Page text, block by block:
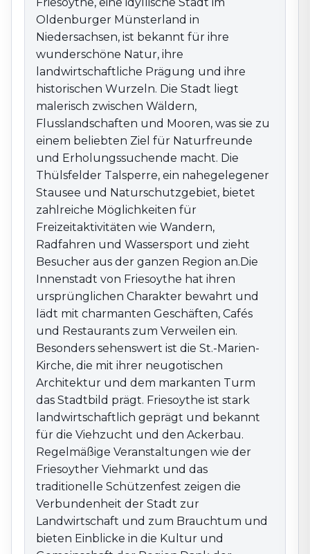
Naturschutzgebiet, bietet zahlreiche Möglichkeiten
für Freizeitaktivitäten wie Wandern, Radfahren und
Wassersport und zieht Besucher aus der ganzen
Region an.Die Innenstadt von Friesoythe hat ihren
ursprünglichen Charakter bewahrt und lädt mit
charmanten Geschäften, Cafés und Restaurants zum
Verweilen ein. Besonders sehenswert ist die St.-
Marien-Kirche, die mit ihrer neugotischen Architektur
und dem markanten Turm das Stadtbild prägt.
Friesoythe ist stark landwirtschaftlich geprägt und
bekannt für die Viehzucht und den Ackerbau.
Regelmäßige Veranstaltungen wie der Friesoyther
Viehmarkt und das traditionelle Schützenfest zeigen
die Verbundenheit der Stadt zur Landwirtschaft und
zum Brauchtum und bieten Einblicke in die Kultur und
Gemeinschaft der Region.Dank der ländlichen
Umgebung gibt es viele gut ausgeschilderte Rad- und
Wanderwege, die durch das Oldenburger Münsterland
führen. Besonders beliebt ist die „Boxenstopp-Route“,
eine Fahrradtour durch die Region, die an
Bauernhöfen, alten Mühlen und malerischen Dörfern
vorbeiführt.Mit ihrer Kombination aus ruhiger Natur,
lebendigem Stadtleben und tief verwurzelten
Traditionen ist Friesoythe ein reizvolles Ziel für alle, die
die Landschaft und Kultur des norddeutschen
Münsterlands erleben möchten.
Oldenburger Münsterland in
Niedersachsen, ist bekannt für ihre
wunderschöne Natur, ihre
landwirtschaftliche Prägung und ihre
historischen Wurzeln. Die Stadt liegt
malerisch zwischen Wäldern,
Flusslandschaften und Mooren, was sie zu
einem beliebten Ziel für Naturfreunde
und Erholungssuchende macht. Die
Thülsfelder Talsperre, ein nahegelegener
Stausee und Naturschutzgebiet, bietet
zahlreiche Möglichkeiten für
Freizeitaktivitäten wie Wandern,
Radfahren und Wassersport und zieht
Besucher aus der ganzen Region an.Die
Innenstadt von Friesoythe hat ihren
ursprünglichen Charakter bewahrt und
lädt mit charmanten Geschäften, Cafés
und Restaurants zum Verweilen ein.
Besonders sehenswert ist die St.-Marien-
Kirche, die mit ihrer neugotischen
Architektur und dem markanten Turm
das Stadtbild prägt. Friesoythe ist stark
landwirtschaftlich geprägt und bekannt
für die Viehzucht und den Ackerbau.
Regelmäßige Veranstaltungen wie der
Friesoyther Viehmarkt und das
traditionelle Schützenfest zeigen die
Verbundenheit der Stadt zur
Landwirtschaft und zum Brauchtum und
bieten Einblicke in die Kultur und